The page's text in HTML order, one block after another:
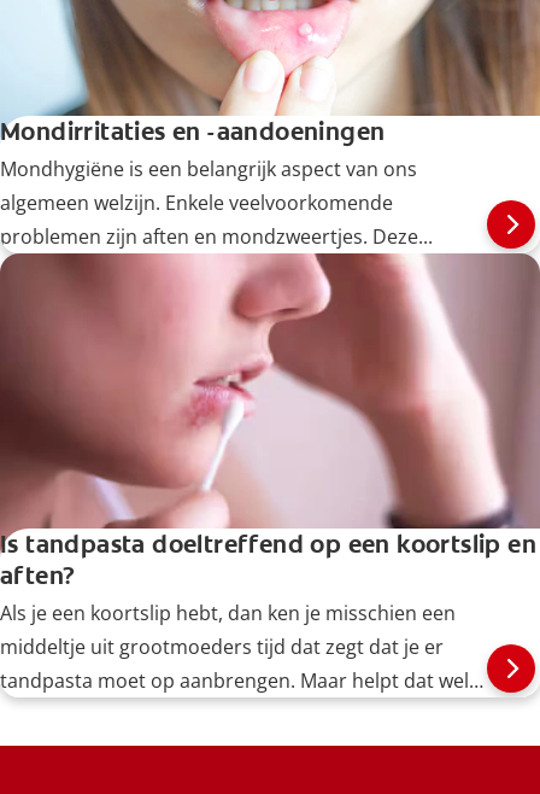
Mondirritaties en -aandoeningen
Mondhygiëne is een belangrijk aspect van ons
algemeen welzijn. Enkele veelvoorkomende
problemen zijn aften en mondzweertjes. Deze...
Is tandpasta doeltreffend op een koortslip en
aften?
Als je een koortslip hebt, dan ken je misschien een
middeltje uit grootmoeders tijd dat zegt dat je er
tandpasta moet op aanbrengen. Maar helpt dat wel